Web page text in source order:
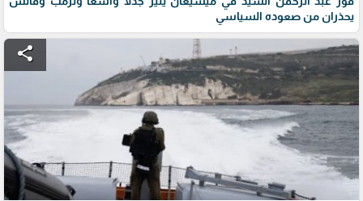
يحذران من صعوده السياسي
share